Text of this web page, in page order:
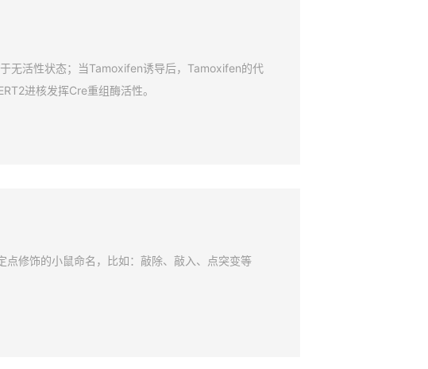
无活性状态；当Tamoxifen诱导后，Tamoxifen的代
进核发挥Cre重组酶活性。
修饰的小鼠命名，比如：敲除、敲入、点突变等